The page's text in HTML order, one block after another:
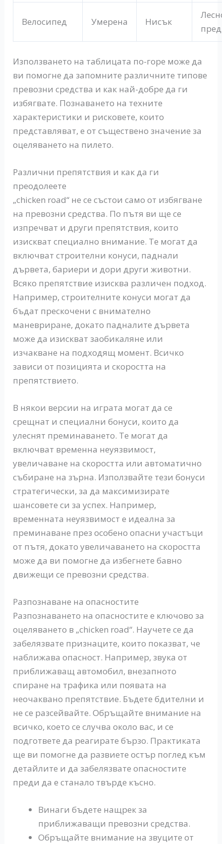
Велосипед Умерена Нисък
Използването на таблицата по-горе може да
ви помогне да запомните различните типове
превозни средства и как най-добре да ги
избягвате. Познаването на техните
характеристики и рисковете, които
представляват, е от съществено значение за
оцеляването на пилето.
Различни препятствия и как да ги
преодолеете
„chicken road“ не се състои само от избягване
на превозни средства. По пътя ви ще се
изпречват и други препятствия, които
изискват специално внимание. Те могат да
включват строителни конуси, паднали
дървета, бариери и дори други животни.
Всяко препятствие изисква различен подход.
Например, строителните конуси могат да
бъдат прескочени с внимателно
маневриране, докато падналите дървета
може да изискват заобикаляне или
изчакване на подходящ момент. Всичко
зависи от позицията и скоростта на
препятствието.
В някои версии на играта могат да се
срещнат и специални бонуси, които да
улеснят преминаването. Те могат да
включват временна неуязвимост,
увеличаване на скоростта или автоматично
събиране на зърна. Използвайте тези бонуси
стратегически, за да максимизирате
шансовете си за успех. Например,
временната неуязвимост е идеална за
преминаване през особено опасни участъци
от пътя, докато увеличаването на скоростта
може да ви помогне да избегнете бавно
движещи се превозни средства.
Разпознаване на опасностите
Разпознаването на опасностите е ключово за
оцеляването в „chicken road“. Научете се да
забелязвате признаците, които показват, че
наближава опасност. Например, звука от
приближаващ автомобил, внезапното
спиране на трафика или появата на
неочаквано препятствие. Бъдете бдителни и
не се разсейвайте. Обръщайте внимание на
всичко, което се случва около вас, и се
подгответе да реагирате бързо. Практиката
ще ви помогне да развиете остър поглед към
детайлите и да забелязвате опасностите
преди да е станало твърде късно.
Винаги бъдете нащрек за
приближаващи превозни средства.
Обръщайте внимание на звуците от